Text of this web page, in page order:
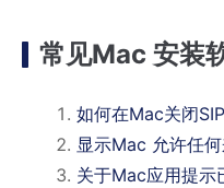
常见Mac 安装
如何在Mac关闭
显示Mac 允许任
关于Mac应用提示